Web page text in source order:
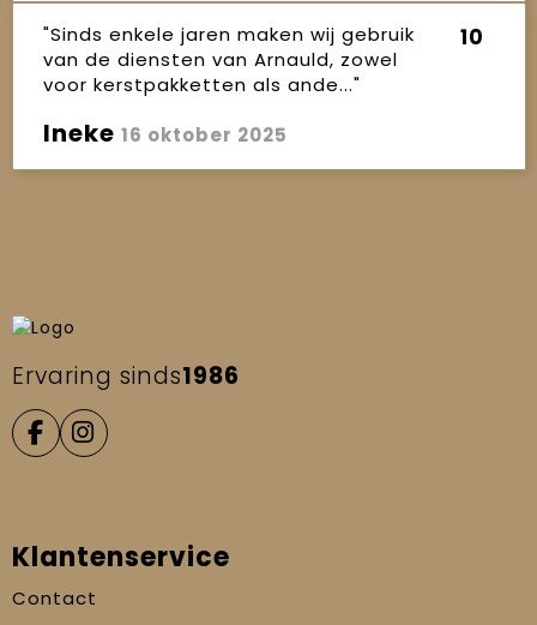
"Sinds enkele jaren maken wij gebruik
van de diensten van Arnauld, zowel
voor kerstpakketten als ande..."
10
Ineke 16 oktober 2025
Ervaring sinds1986
Klantenservice
Contact